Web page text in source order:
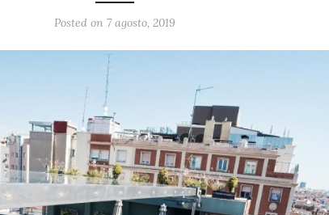
Posted on 7 agosto, 2019